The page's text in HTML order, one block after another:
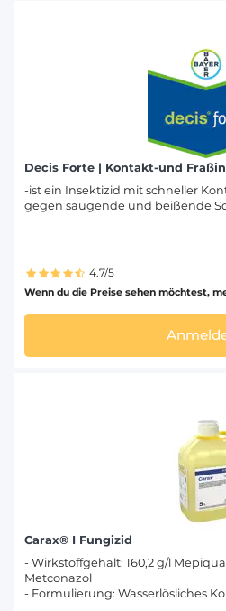
Decis Forte | Kontakt-und
-ist ein Insektizid mit schneller
gegen saugende und beißende
4.7/5
Wenn du die Preise sehen möchtest,
Carax® I Fungizid
- Wirkstoffgehalt: 160,2 g/l
Metconazol
- Formulierung: Wasserlösliches